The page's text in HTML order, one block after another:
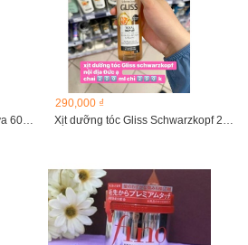
Gội xả 2in1 chiết xuất mỡ ngựa 600ml
290,000 ₫
Xịt dưỡng tóc Gliss Schwarzkopf 200ml